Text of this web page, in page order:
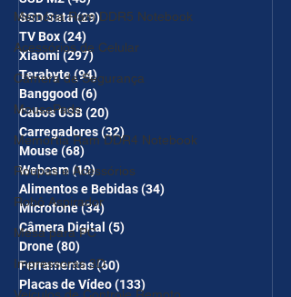
Memória Ram DDR5 Notebook
Acessórios de Celular
Câmera de Segurança
MousePads
Memórtia Ram DDR4 Notebook
Roupas e Acessórios
Robô Aspirador
Mesa para PC
Impressoras 3D
SSD Sata(29)29 posts
TV Box(24)
Xiaomi (297) 297 posts
Terabyte(94)94 posts
Banggood (6)
Cabos USB(20)
Carregadores(32)32 posts
Mouse(68)
Webcam(10)10 posts
Alimentos e Bebidas(34)
Microfone(34)
Câmera Digital (5)
Drone(80)
Ferramentas(60)
Placas de Vídeo(133)